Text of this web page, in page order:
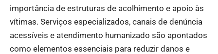
importância de estruturas de acolhimento e apoio às
vítimas. Serviços especializados, canais de denúncia
acessíveis e atendimento humanizado são apontados
como elementos essenciais para reduzir danos e